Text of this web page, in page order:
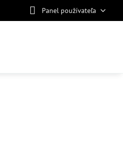
Panel používateľa